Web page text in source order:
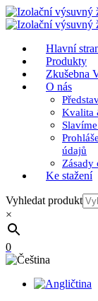
Hlavní
Produkty
Zkušebna
O nás
Kvalita
údajů
Zásady
Ke stažení
Vyhledat produkt
×
0